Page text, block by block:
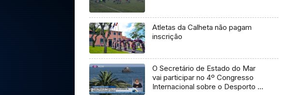
Atletas da Calheta não pagam
inscrição
O Secretário de Estado do Mar
vai participar no 4º Congresso
Internacional sobre o Desporto e